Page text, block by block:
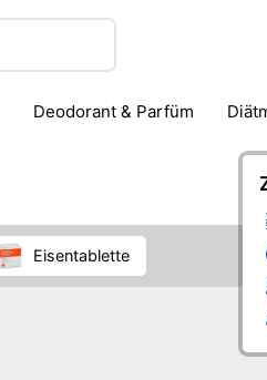
Deodorant & Parfüm
Hautpflege
Eisentablette